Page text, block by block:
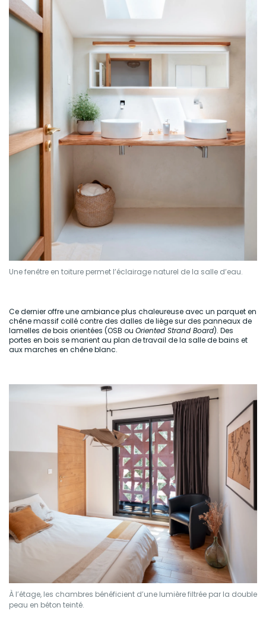
Une fenêtre en toiture permet l’éclairage naturel de la salle d’eau.
Ce dernier offre une ambiance plus chaleureuse avec un parquet en
chênemassifcollé contre des dalles de liège sur des panneaux de
lamelles de bois orientées (OSB ou Oriented Strand Board). Des
portes en bois se marient au plan de travail de la salle de bains et
aux marches en chêne blanc.
À l’étage, les chambres bénéficient d’une lumière filtrée par la double
peau en béton teinté.